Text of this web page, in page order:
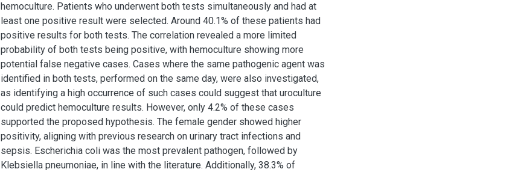
hemoculture. Patients who underwent both tests simultaneously and had at
least one positive result were selected. Around 40.1% of these patients had
positive results for both tests. The correlation revealed a more limited
probability of both tests being positive, with hemoculture showing more
potential false negative cases. Cases where the same pathogenic agent was
identified in both tests, performed on the same day, were also investigated,
as identifying a high occurrence of such cases could suggest that uroculture
could predict hemoculture results. However, only 4.2% of these cases
supported the proposed hypothesis. The female gender showed higher
positivity, aligning with previous research on urinary tract infections and
sepsis. Escherichia coli was the most prevalent pathogen, followed by
Klebsiella pneumoniae, in line with the literature. Additionally, 38.3% of